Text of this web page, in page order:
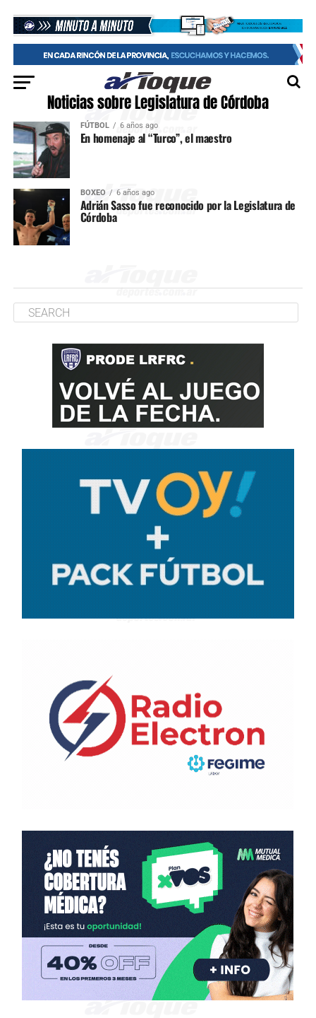
Noticias sobre Legislatura de Córdoba
FÚTBOL 6 años ago
En homenaje al “Turco”, el maestro
BOXEO 6 años ago
Adrián Sasso fue reconocido por la Legislatura de
Córdoba